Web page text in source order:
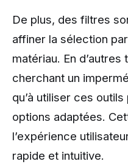
De plus, des filtres
affiner la sélection
matériau. En
cherchant un
qu’à utiliser ces
options adaptées.
l’expérience
rapide et intuitive.